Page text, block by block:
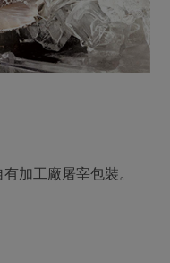
品
土農糧
題
加工廠屠宰包裝。